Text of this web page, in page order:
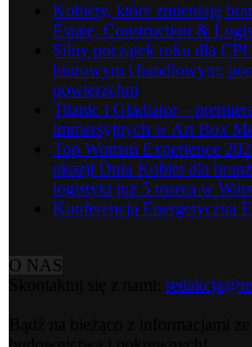
Kobiety, które zmieniają
Estate, Construction &
Silny początek roku dla
biurowym i handlowym:
powierzchni
Titanic i Gladiator –
immersyjnych w Art Box
Top Woman Experience
okazji Dnia Kobiet dla
logistyki już 5 marca w
Konferencja Energetyczna
O NAS